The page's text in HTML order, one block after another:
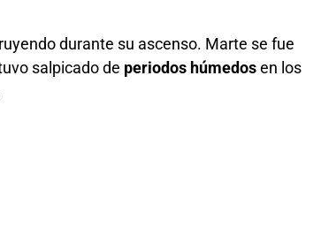
durante su ascenso. Marte se fue
salpicado de periodos húmedosen los